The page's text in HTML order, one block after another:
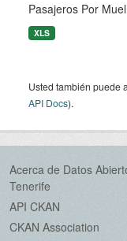
Pasajeros Por
XLS
Usted también puede
API Docs).
Acerca de Datos
Tenerife
API CKAN
CKAN Association